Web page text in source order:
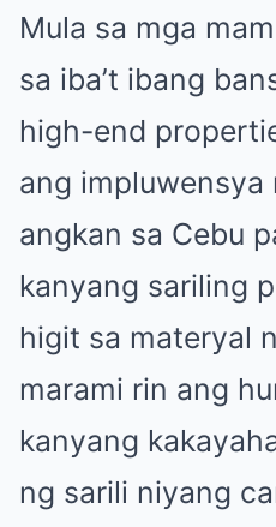
Mula sa mga
sa iba’t ibang
high-end
ang impluwensya
angkan sa Cebu
kanyang sariling
higit sa materyal
marami rin ang
kanyang
ng sarili niyang